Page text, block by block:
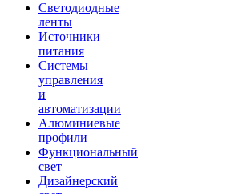
Светодиодные
ленты
Источники
питания
Системы
управления
и
автоматизации
Алюминиевые
профили
Функциональный
свет
Дизайнерский